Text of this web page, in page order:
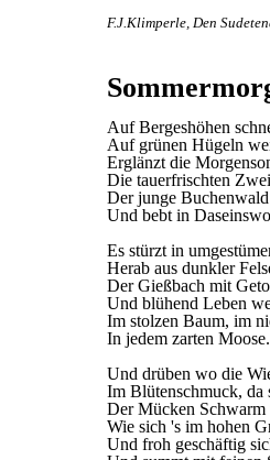
F.J.Klimperle, Den
Auf Bergeshöhen
Auf grünen Hügeln
Erglänzt die
Die tauerfrischten
Der junge
Und bebt in
Es stürzt in
Herab aus dunkler
Der Gießbach mit
Und blühend Leben
Im stolzen Baum, im
In jedem zarten Moose.
Und drüben wo die
Im Blütenschmuck,
Der Mücken Schwarm
Wie sich 's im hohen
Und froh geschäftig